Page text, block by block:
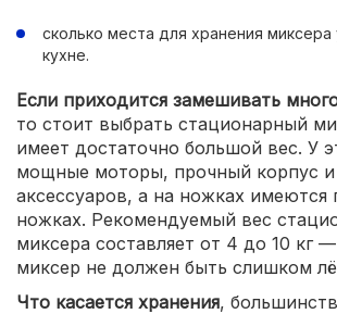
сколько места для хранения миксера
кухне.
Если приходится замешивать
то стоит выбрать стационарный
имеет достаточно большой вес. У
мощные моторы, прочный корпус и
аксессуаров, а на ножках имеются
ножках. Рекомендуемый вес
миксера составляет от 4 до 10 кг
миксер не должен быть слишком
Что касается хранения,